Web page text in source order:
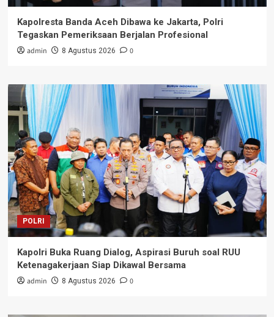
Kapolresta Banda Aceh Dibawa ke Jakarta, Polri
Tegaskan Pemeriksaan Berjalan Profesional
admin 8 Agustus 2026 0
POLRI
Kapolri Buka Ruang Dialog, Aspirasi Buruh soal RUU
Ketenagakerjaan Siap Dikawal Bersama
admin 8 Agustus 2026 0